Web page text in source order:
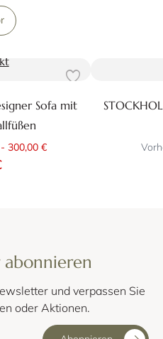
Sofa mit
- 300,00 €
und verpassen Sie
oder Aktionen.